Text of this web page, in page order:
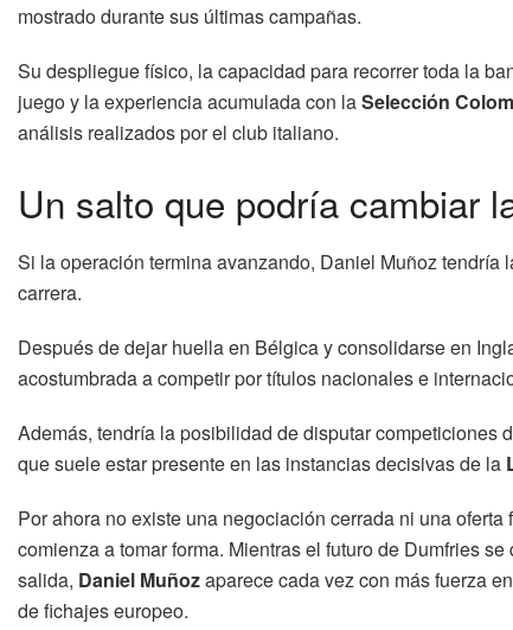
mostrado durante sus últimas campañas.
Su despliegue físico, la capacidad para recorrer toda la
juego y la experiencia acumulada con laSelección
análisis realizados por el club italiano.
Un salto que podría cambiar
Si la operación termina avanzando, Daniel Muñoz
carrera.
Después de dejar huella en Bélgica y consolidarse en
acostumbrada a competir por títulos nacionales e
Además, tendría la posibilidad de disputar competiciones
que suele estar presente en las instancias decisivas de la
Por ahora no existe una negociación cerrada ni una
comienza a tomar forma. Mientras el futuro de Dumfries
salida, Daniel Muñozaparece cada vez con más fuerza
de fichajes europeo.